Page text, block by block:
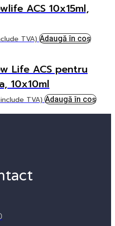
ACS 10x15ml,
TVA) Adaugă în coș
Life ACS pentru
10x10ml
TVA) Adaugă în coș